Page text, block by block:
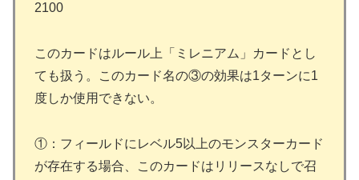
2100
このカードはルール上「ミレニアム」カードとし
ても扱う。このカード名の③の効果は1ターンに1
度しか使用できない。
①：フィールドにレベル5以上のモンスターカード
が存在する場合、このカードはリリースなしで召